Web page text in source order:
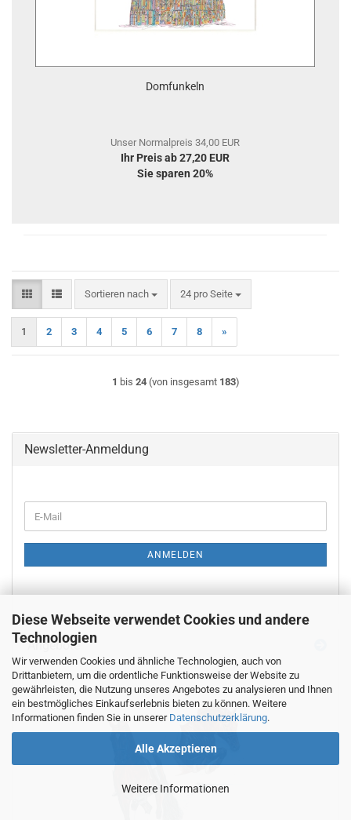
Diese Webseite verwendet Cookies und andere
Technologien
Wir verwenden Cookies und ähnliche Technologien, auch von
Drittanbietern, um die ordentliche Funktionsweise der Website zu
gewährleisten, die Nutzung unseres Angebotes zu analysieren und Ihnen
ein bestmögliches Einkaufserlebnis bieten zu können. Weitere
Informationen finden Sie in unserer Datenschutzerklärung.
Alle Akzeptieren
Weitere Informationen
Domfunkeln
Unser Normalpreis 34,00 EUR
Ihr Preis ab 27,20 EUR
Sie sparen 20%
Sortieren nach
Sortieren nach 24 pro Seite
pro Seite
1 2 3 4 5 6 7 8 »
1 bis 24(von insgesamt 183)
Newsletter-Anmeldung
ZUR
E-
Mail
ANMELDEN
Angebote